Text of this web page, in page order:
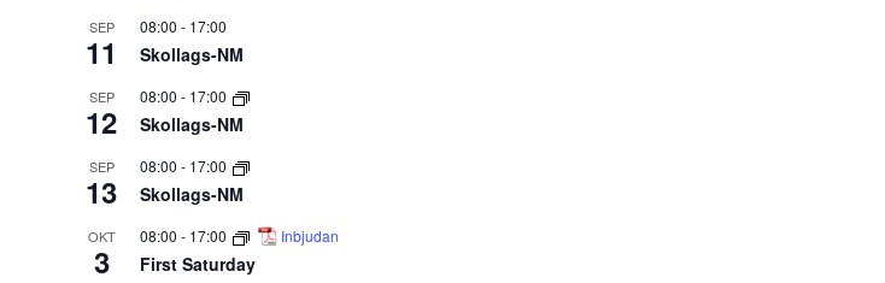
SEP
11
08:00 - 17:00
Skollags-NM
SEP
12
08:00 - 17:00
Skollags-NM
SEP
13
08:00 - 17:00
Skollags-NM
OKT
3
08:00 - 17:00 Inbjudan
First Saturday